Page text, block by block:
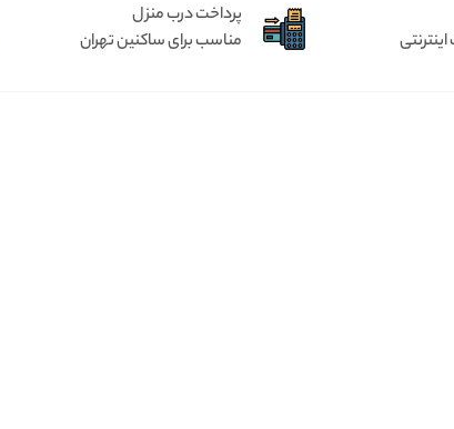
پرداخت درب منزل
مناسب برای ساکنین تهران